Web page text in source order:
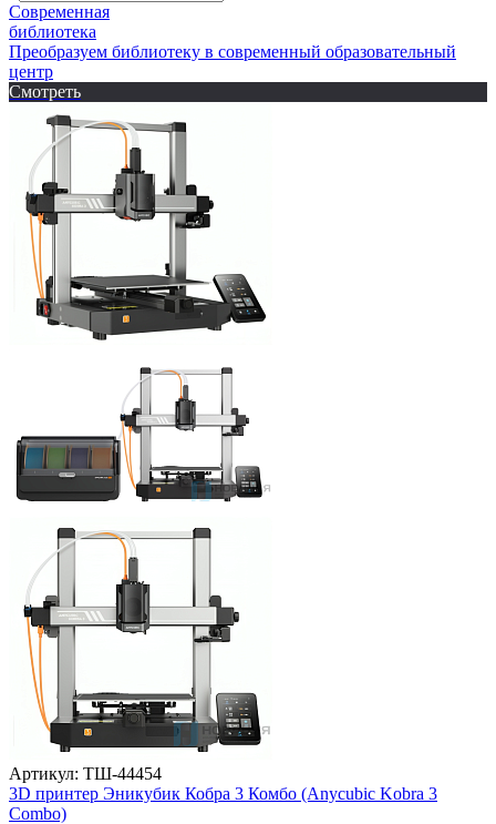
Современная
библиотека
Преобразуем библиотеку в современный образовательный
центр
Смотреть
Артикул: ТШ-44454
3D принтер Эникубик Кобра 3 Комбо (Anycubic Kobra 3
Combo)